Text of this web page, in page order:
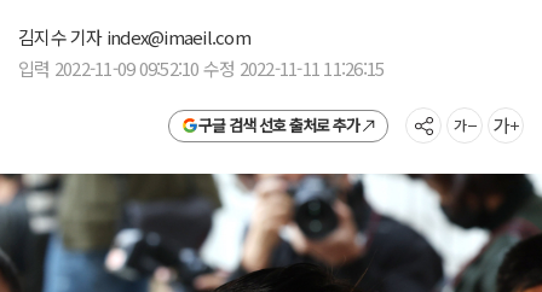
김지수 기자index@imaeil.com
입력 2022-11-09 09:52:10 수정 2022-11-11 11:26:15
구글 검색 선호 출처로 추가